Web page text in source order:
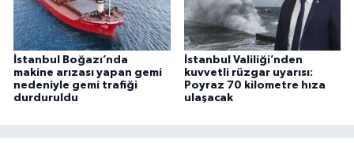
İstanbul Boğazı’nda
makine arızası yapan gemi
nedeniyle gemi trafiği
durduruldu
İstanbul Valiliği’nden
kuvvetli rüzgar uyarısı:
Poyraz 70 kilometre hıza
ulaşacak